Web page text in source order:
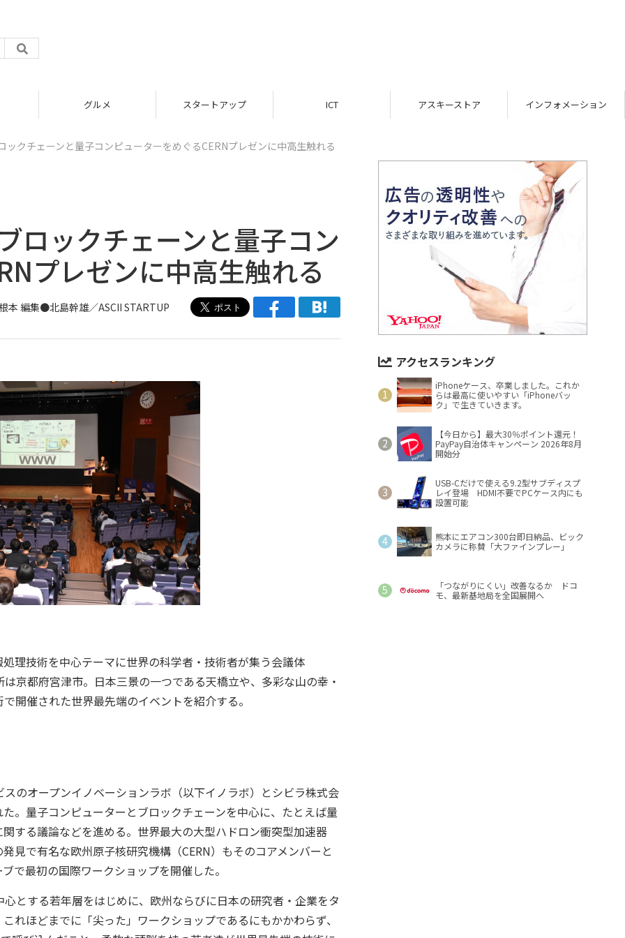
グルメ スタートアップ ICT アスキーストア インフォメーション
ックチェーンと量子コンピューターをめぐるCERNプレゼンに中高生触れる
ロックチェーンと量子コン
プレゼンに中高生触れる
本 編集●北島幹雄／ASCII STARTUP
理技術を中心テーマに世界の科学者・技術者が集う会議体
京都府宮津市。日本三景の一つである天橋立や、多彩な山の幸・
開催された世界最先端のイベントを紹介する。
オープンイノベーションラボ（以下イノラボ）とシビラ株式会
。量子コンピューターとブロックチェーンを中心に、たとえば量
する議論などを進める。世界最大の大型ハドロン衝突型加速器
見で有名な欧州原子核研究機構（CERN）もそのコアメンバーと
で最初の国際ワークショップを開催した。
する若年層をはじめに、欧州ならびに日本の研究者・企業をタ
れほどまでに「尖った」ワークショップであるにもかかわらず、
アクセスランキング
iPhoneケース、卒業しました。これか
らは最高に使いやすい「iPhoneバッ
ク」で生きていきます。
【今日から】最大30％ポイント還元！
PayPay自治体キャンペーン 2026年8月
開始分
USB-Cだけで使える9.2型サブディスプ
レイ登場 HDMI不要でPCケース内にも
設置可能
熊本にエアコン300台即日納品、ビック
カメラに称賛「大ファインプレー」
「つながりにくい」改善なるか ドコ
モ、最新基地局を全国展開へ